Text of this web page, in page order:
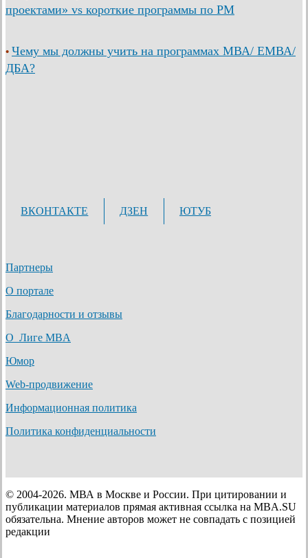
проектами» vs короткие программы по PM
• Чему мы должны учить на программах МВА/ ЕМВА/
ДБА?
ВКОНТАКТЕ ДЗЕН ЮТУБ
Партнеры
О портале
Благодарности и отзывы
О Лиге MBA
Юмор
Web-продвижение
Информационная политика
Политика конфиденциальности
© 2004-2026. МВА в Москве и России. При цитировании и
публикации материалов прямая активная ссылка на MBA.SU
обязательна. Мнение авторов может не совпадать с позицией
редакции